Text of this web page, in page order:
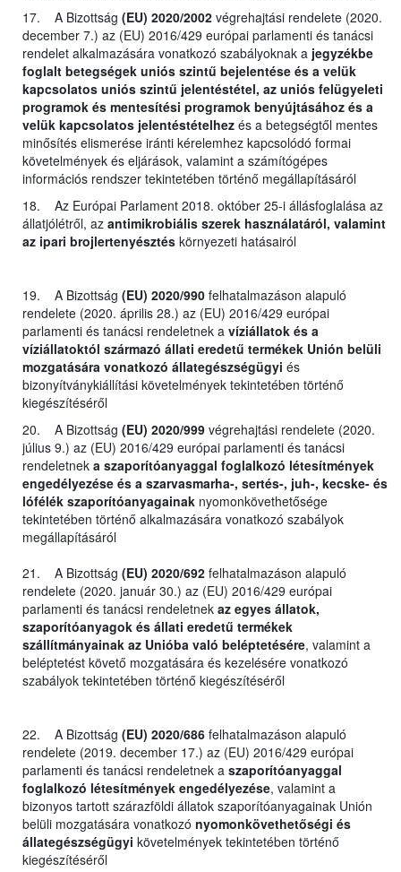
17. A Bizottság (EU) 2020/2002 végrehajtási rendelete (2020.
december 7.) az (EU) 2016/429 európai parlamenti és tanácsi
rendelet alkalmazására vonatkozó szabályoknak a jegyzékbe
foglalt betegségek uniós szintű bejelentése és a velük
kapcsolatos uniós szintű jelentéstétel, az uniós felügyeleti
programok és mentesítési programok benyújtásához és a
velük kapcsolatos jelentéstételhez és a betegségtől mentes
minősítés elismerése iránti kérelemhez kapcsolódó formai
követelmények és eljárások, valamint a számítógépes
információs rendszer tekintetében történő megállapításáról
18. Az Európai Parlament 2018. október 25-i állásfoglalása az
állatjólétről, az antimikrobiális szerek használatáról, valamint
az ipari brojlertenyésztés környezeti hatásairól
19. A Bizottság (EU) 2020/990 felhatalmazáson alapuló
rendelete (2020. április 28.) az (EU) 2016/429 európai
parlamenti és tanácsi rendeletnek a víziállatok és a
víziállatoktól származó állati eredetű termékek Unión belüli
mozgatására vonatkozó állategészségügyi és
bizonyítványkiállítási követelmények tekintetében történő
kiegészítéséről
20. A Bizottság (EU) 2020/999 végrehajtási rendelete (2020.
július 9.) az (EU) 2016/429 európai parlamenti és tanácsi
rendeletnek a szaporítóanyaggal foglalkozó létesítmények
engedélyezése és a szarvasmarha-, sertés-, juh-, kecske- és
lófélék szaporítóanyagainak nyomonkövethetősége
tekintetében történő alkalmazására vonatkozó szabályok
megállapításáról
21. A Bizottság (EU) 2020/692 felhatalmazáson alapuló
rendelete (2020. január 30.) az (EU) 2016/429 európai
parlamenti és tanácsi rendeletnek az egyes állatok,
szaporítóanyagok és állati eredetű termékek
szállítmányainak az Unióba való beléptetésére, valamint a
beléptetést követő mozgatására és kezelésére vonatkozó
szabályok tekintetében történő kiegészítéséről
22. A Bizottság (EU) 2020/686 felhatalmazáson alapuló
rendelete (2019. december 17.) az (EU) 2016/429 európai
parlamenti és tanácsi rendeletnek a szaporítóanyaggal
foglalkozó létesítmények engedélyezése, valamint a
bizonyos tartott szárazföldi állatok szaporítóanyagainak Unión
belüli mozgatására vonatkozó nyomonkövethetőségi és
állategészségügyi követelmények tekintetében történő
kiegészítéséről